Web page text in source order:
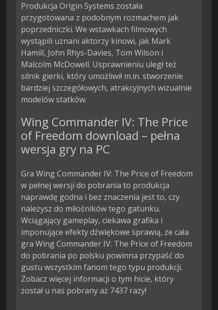
Produkcja Origin Systems została
przygotowana z podobnym rozmachem jak
poprzedniczki. We wstawkach filmowych
wystąpili uznani aktorzy kinowi, jak Mark
Hamill, John Rhys-Davies, Tom Wilson i
Malcolm McDowell. Usprawnieniu uległ też
silnik gierki, który umożliwił m.in. stworzenie
bardziej szczegółowych, atrakcyjnych wizualnie
modelów statków.
Wing Commander IV: The Price
of Freedom download – pełna
wersja gry na PC
Gra Wing Commander IV: The Price of Freedom
w pełnej wersji do pobrania to produkcja
naprawdę godna i bez znaczenia jest to, czy
należysz do miłośników tego gatunku.
Wciągający gameplay, ciekawa grafika i
imponujące efekty dźwiękowe sprawią, że cała
gra Wing Commander IV: The Price of Freedom
do pobrania po polsku powinna przypaść do
gustu wszystkim fanom tego typu produkcji.
Zobacz więcej informacji o tym hicie, który
został u nas pobrany aż 7437 razy!